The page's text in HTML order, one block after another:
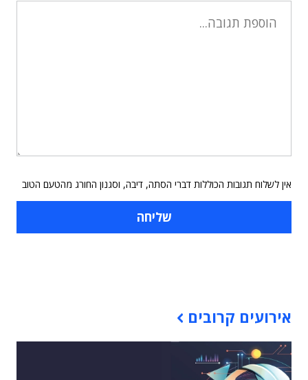
אין לשלוח תגובות הכוללות דברי הסתה, דיבה, וסגנון החורג מהטעם הטוב
אירועים קרובים